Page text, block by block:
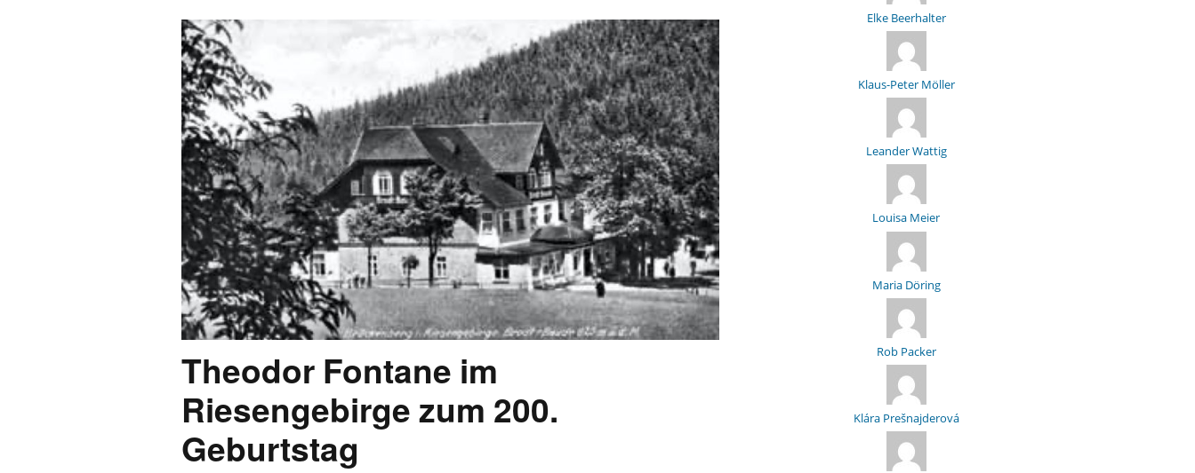
Theodor Fontane im
Riesengebirge zum 200.
Geburtstag
Elke Beerhalter
Klaus-Peter Möller
Leander Wattig
Louisa Meier
Maria Döring
Rob Packer
Klára Prešnajderová